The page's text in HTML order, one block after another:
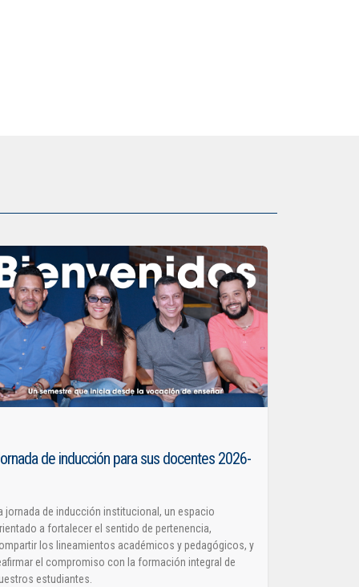
de inducción para sus docentes 2026-
jornada de inducción institucional, un espacio
a fortalecer el sentido de pertenencia,
los lineamientos académicos y pedagógicos, y
el compromiso con la formación integral de
estudiantes.